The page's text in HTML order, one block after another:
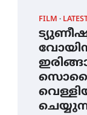
FILM